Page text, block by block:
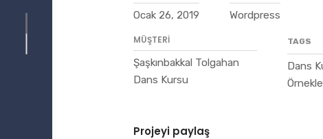
Ocak 26, 2019 Wordpress
MÜŞTERI
Şaşkınbakkal Tolgahan
Dans Kursu
TAGS
Dans
Projeyi paylaş